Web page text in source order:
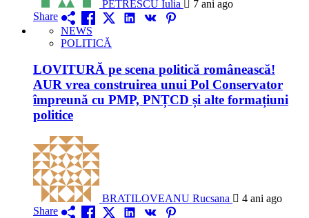
PETRESCU Iulia
7 ani ago
Share
NEWS
POLITICĂ
LOVITURĂ pe scena politică românească!
AUR vrea construirea unui Pol Conservator
împreună cu PMP, PNȚCD și alte formațiuni
politice
BRATILOVEANU Rucsana
4 ani ago
Share